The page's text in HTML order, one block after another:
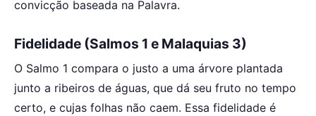
convicção baseada na Palavra.
Fidelidade (Salmos 1 e Malaquias 3)
O Salmo 1 compara o justo a uma árvore plantada
junto a ribeiros de águas, que dá seu fruto no tempo
certo, e cujas folhas não caem. Essa fidelidade é